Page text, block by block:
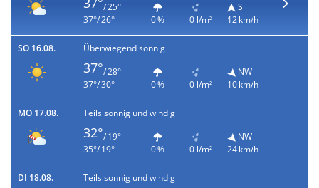
/ 25°
37°/ 26°
0 % 0 l/m²
S
12 km/h
SO 16.08. Überwiegend sonnig
37°/ 28°
37°/ 30°
0 % 0 l/m²
NW
10 km/h
MO 17.08. Teils sonnig und windig
32°/ 19°
35°/ 19°
0 % 0 l/m²
NW
24 km/h
DI 18.08. Teils sonnig und windig